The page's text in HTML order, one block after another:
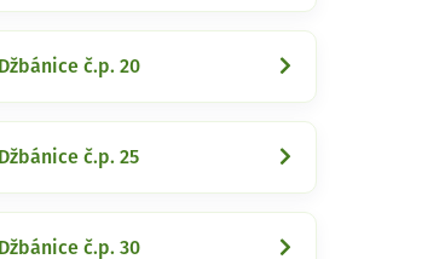
Džbánice č.p. 20
Džbánice č.p. 25
Džbánice č.p. 30